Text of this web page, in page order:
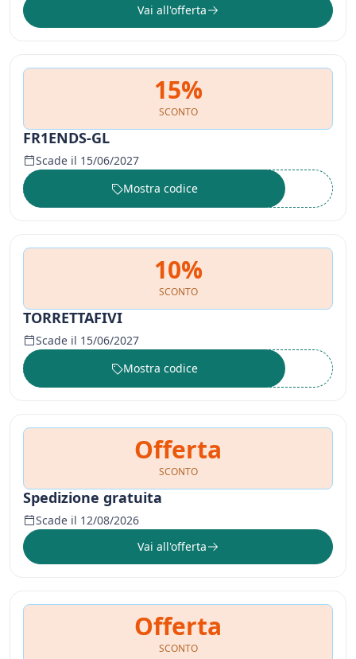
Vai all'offerta
15%
SCONTO
FR1ENDS-GL
Scade il 15/06/2027
••••••
Mostra codice
10%
SCONTO
TORRETTAFIVI
Scade il 15/06/2027
••••••
Mostra codice
Offerta
SCONTO
Spedizione gratuita
Scade il 12/08/2026
Vai all'offerta
Offerta
SCONTO